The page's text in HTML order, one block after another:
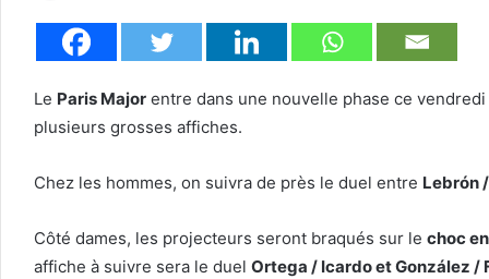
Le Paris Major entre dans une nouvelle phase ce
plusieurs grosses affiches.
Chez les hommes, on suivra de près le duel entre Lebrón
Côté dames, les projecteurs seront braqués sur le choc
affiche à suivre sera le duel Ortega / Icardo et González /